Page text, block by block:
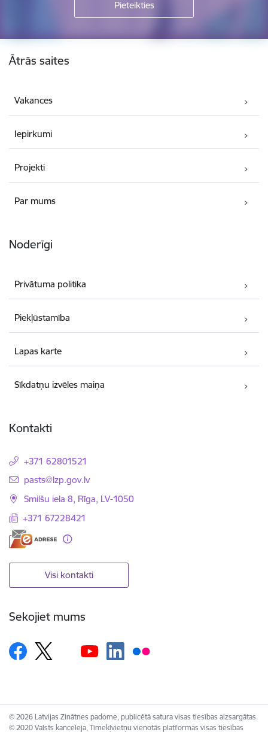
Kājene
Ātrās saites
Vakances
Iepirkumi
Projekti
Par mums
Noderīgi
Privātuma politika
Piekļūstamība
Lapas karte
Sīkdatņu izvēles maiņa
Kontakti
+371 62801521
E-pasts:
pasts@lzp.gov.lv
Smilšu iela 8, Rīga, LV-1050
+371 67228421
Visi kontakti
Sekojiet mums
© 2026 Latvijas Zinātnes padome, publicētā satura visas tiesības aizsargātas.
© 2020 Valsts kanceleja, Tīmekļvietņu vienotās platformas visas tiesības